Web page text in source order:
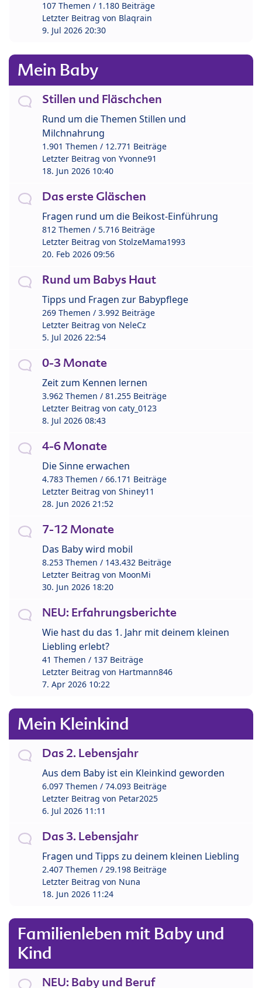
107 Themen / 1.180 Beiträge
Letzter Beitrag von Blaqrain
9. Jul 2026 20:30
Mein Baby
Stillen und Fläschchen
Rund um die Themen Stillen und
Milchnahrung
1.901 Themen / 12.771 Beiträge
Letzter Beitrag von Yvonne91
18. Jun 2026 10:40
Das erste Gläschen
Fragen rund um die Beikost-Einführung
812 Themen / 5.716 Beiträge
Letzter Beitrag von StolzeMama1993
20. Feb 2026 09:56
Rund um Babys Haut
Tipps und Fragen zur Babypflege
269 Themen / 3.992 Beiträge
Letzter Beitrag von NeleCz
5. Jul 2026 22:54
0-3 Monate
Zeit zum Kennen lernen
3.962 Themen / 81.255 Beiträge
Letzter Beitrag von caty_0123
8. Jul 2026 08:43
4-6 Monate
Die Sinne erwachen
4.783 Themen / 66.171 Beiträge
Letzter Beitrag von Shiney11
28. Jun 2026 21:52
7-12 Monate
Das Baby wird mobil
8.253 Themen / 143.432 Beiträge
Letzter Beitrag von MoonMi
30. Jun 2026 18:20
NEU: Erfahrungsberichte
Wie hast du das 1. Jahr mit deinem kleinen
Liebling erlebt?
41 Themen / 137 Beiträge
Letzter Beitrag von Hartmann846
7. Apr 2026 10:22
Mein Kleinkind
Das 2. Lebensjahr
Aus dem Baby ist ein Kleinkind geworden
6.097 Themen / 74.093 Beiträge
Letzter Beitrag von Petar2025
6. Jul 2026 11:11
Das 3. Lebensjahr
Fragen und Tipps zu deinem kleinen Liebling
2.407 Themen / 29.198 Beiträge
Letzter Beitrag von Nuna
18. Jun 2026 11:24
Familienleben mit Baby und
Kind
NEU: Baby und Beruf